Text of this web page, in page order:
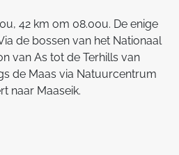
42 km om 08.00u. De enige
de bossen van het Nationaal
van As tot de Terhills van
de Maas via Natuurcentrum
naar Maaseik.